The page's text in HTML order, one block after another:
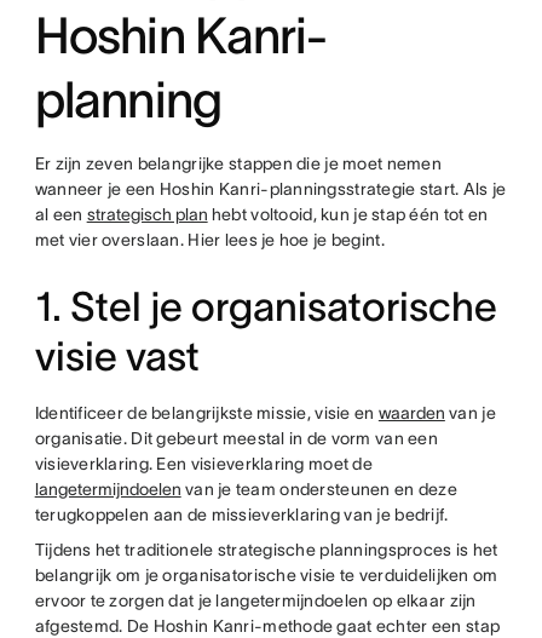
Hoshin Kanri-
planning
Er zijn zeven belangrijke stappen die je moet nemen
wanneer je een Hoshin Kanri-planningsstrategie start. Als je
al een strategisch plan hebt voltooid, kun je stap één tot en
met vier overslaan. Hier lees je hoe je begint.
1. Stel je organisatorische
visie vast
Identificeer de belangrijkste missie, visie en waarden van je
organisatie. Dit gebeurt meestal in de vorm van een
visieverklaring. Een visieverklaring moet de
langetermijndoelen van je team ondersteunen en deze
terugkoppelen aan de missieverklaring van je bedrijf.
Tijdens het traditionele strategische planningsproces is het
belangrijk om je organisatorische visie te verduidelijken om
ervoor te zorgen dat je langetermijndoelen op elkaar zijn
afgestemd. De Hoshin Kanri-methode gaat echter een stap